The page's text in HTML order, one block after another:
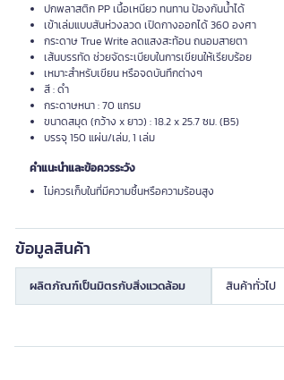
ปกพลาสติก PP เนื้อเหนียว ทนทาน ป้องกันน้ำได้
เข้าเล่มแบบสันห่วงลวด เปิดกางออกได้ 360 องศา
กระดาษ True Write ลดแสงสะท้อน ถนอมสายตา
เส้นบรรทัด ช่วยจัดระเบียบในการเขียนให้เรียบร้อย
เหมาะสำหรับเขียน หรือจดบันทึกต่างๆ
สี : ดำ
กระดาษหนา : 70 แกรม
ขนาดสมุด (กว้าง x ยาว) : 18.2 x 25.7 ซม. (B5)
บรรจุ 150 แผ่น/เล่ม, 1 เล่ม
คำแนะนำและข้อควรระวัง
ไม่ควรเก็บในที่มีความชื้นหรือความร้อนสูง
ข้อมูลสินค้า
ผลิตภัณฑ์เป็นมิตรกับสิ่งแวดล้อม สินค้าทั่วไป